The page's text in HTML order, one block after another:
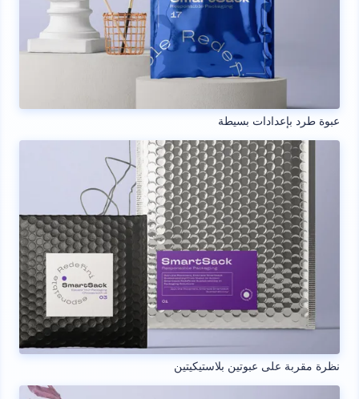
عبوة طرد بإعدادات بسيطة
نظرة مقربة على عبوتين بلاستيكيتين